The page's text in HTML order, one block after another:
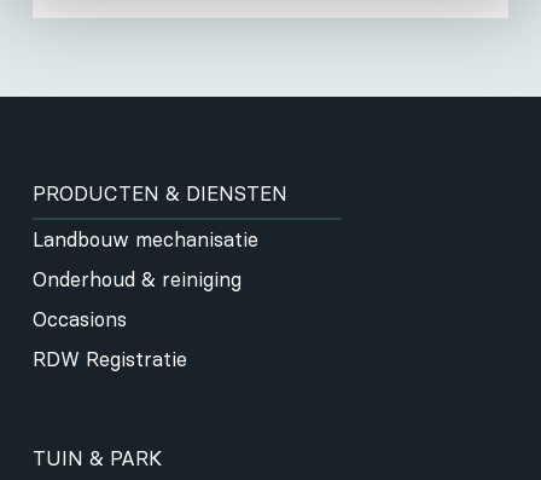
PRODUCTEN & DIENSTEN
Landbouw mechanisatie
Onderhoud & reiniging
Occasions
RDW Registratie
TUIN & PARK